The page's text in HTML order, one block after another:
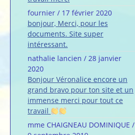
fournier / 17 février 2020
bonjour, Merci, pour les
documents. Site super
intéressant.
nathalie lancien / 28 janvier
2020
Bonjour Véronalice encore un
grand bravo pour ton site et un
immense merci pour tout ce
travail
mme CHAIGNEAU DOMINIQUE /